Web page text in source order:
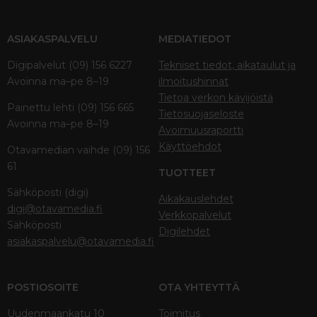
ASIAKASPALVELU
Digipalvelut (09) 156 6227
Avoinna ma–pe 8–19
Painettu lehti (09) 156 665
Avoinna ma–pe 8–19
Otavamedian vaihde (09) 156
61
Sähköposti (digi)
digi@otavamedia.fi
Sähköposti
asiakaspalvelu@otavamedia.fi
MEDIATIEDOT
Tekniset tiedot, aikataulut ja
ilmoitushinnat
Tietoa verkon kävijöistä
Tietosuojaseloste
Avoimuusraportti
Käyttöehdot
TUOTTEET
Aikakauslehdet
Verkkopalvelut
Digilehdet
POSTIOSOITE
Uudenmaankatu 10
OTA YHTEYTTÄ
Toimitus